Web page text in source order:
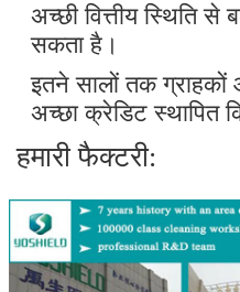
अच्छी वित्तीय स्थिति से
सकता है।
इतने सालों तक ग्राहकों
अच्छा क्रेडिट स्थापित
हमारी फैक्टरी: